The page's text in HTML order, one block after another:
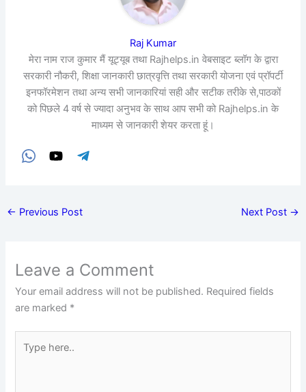
Raj Kumar
मेरा नाम राज कुमार मैं यूट्यूब तथा Rajhelps.in वेबसाइट ब्लॉग के द्वारा
सरकारी नौकरी, शिक्षा जानकारी छात्रवृत्ति तथा सरकारी योजना एवं प्रॉपर्टी
इनफॉरमेशन तथा अन्य सभी जानकारियां सही और सटीक तरीके से,पाठकों
को पिछले 4 वर्ष से ज्यादा अनुभव के साथ आप सभी को Rajhelps.in के
माध्यम से जानकारी शेयर करता हूं।
← Previous Post Next Post →
Leave a Comment
Your email address will not be published. Required fields
are marked *
here..